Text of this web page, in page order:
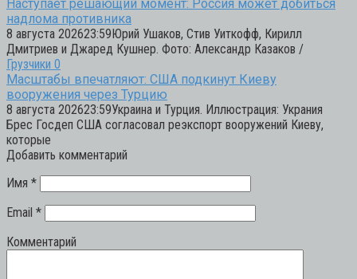
Наступает решающий момент: Россия может добиться
надлома противника
8 августа 202623:59Юрий Ушаков, Стив Уиткофф, Кирилл
Дмитриев и Джаред Кушнер. Фото: Александр Казаков /
Грузчики 0
Масштабы впечатляют: США подкинут Киеву
вооружения через Турцию
8 августа 202623:59Украина и Турция. Иллюстрация: Украния
Брес Госдеп США согласовал реэкспорт вооружений Киеву,
которые
Добавить комментарий
Имя *
Email *
Комментарий